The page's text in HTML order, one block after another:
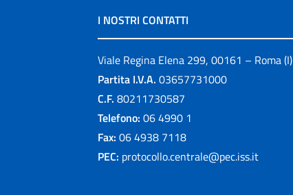
I NOSTRI CONTATTI
Viale Regina Elena 299, 00161 – Roma (I)
Partita I.V.A. 03657731000
C.F. 80211730587
Telefono: 06 4990 1
Fax: 06 4938 7118
PEC: protocollo.centrale@pec.iss.it